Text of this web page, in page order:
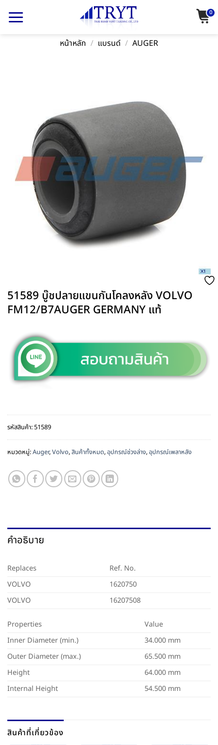
0
หน้าหลัก / แบรนด์ / AUGER
51589 บู๊ชปลายแขนกันโคลงหลัง VOLVO
FM12/B7AUGER GERMANY แท้
รหัสสินค้า:51589
หมวดหมู่:Auger,Volvo,สินค้าทั้งหมด,อุปกรณ์ช่วงล่าง,อุปกรณ์เพลาหลัง
คำอธิบาย
Replaces
Ref. No.
VOLVO
1620750
VOLVO
16207508
Properties
Value
Inner Diameter (min.)
34.000 mm
Outer Diameter (max.)
65.500 mm
Height
64.000 mm
Internal Height
54.500 mm
สินค้าที่เกี่ยวข้อง